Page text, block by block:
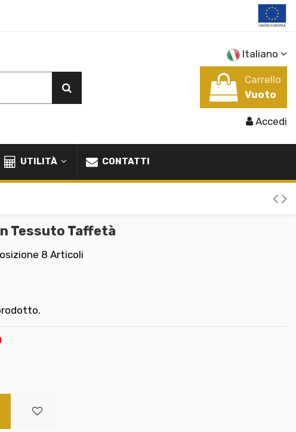
Italiano
Carrello
Vuoto
Accedi
UTILITÀ CONTATTI
Tessuto Taffetà
8 Articoli